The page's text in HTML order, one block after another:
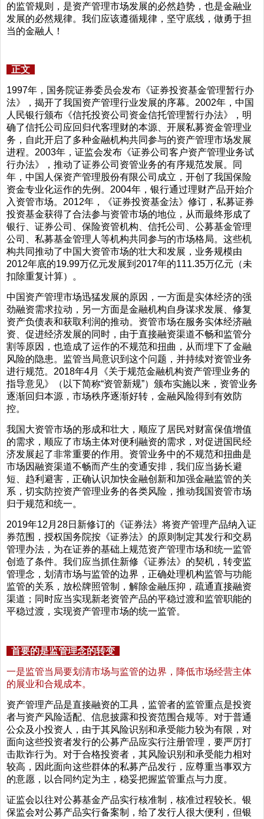
的监管规则，是资产管理市场发展的必然趋势，也是金融业
发展的必然规律。我们应该遵循规律，坚守底线，做勇于担
当的金融人！
正文
1997年，国务院证券委员会发布《证券投资基金管理暂行办
法》，揭开了我国资产管理行业发展的序幕。2002年，中国
人民银行颁布《信托投资公司资金信托管理暂行办法》，明
确了信托公司应回归代客理财的本源、开展私募资金管理业
务，自此开启了多种金融机构共同参与的资产管理市场发展
进程。2003年，证监会发布《证券公司客户资产管理业务试
行办法》，推动了证券公司资管业务的有序规范发展。同
年，中国人保资产管理股份有限公司成立，开创了我国保险
资金专业化运作的先例。2004年，银行通过理财产品开始介
入资管市场。2012年，《证券投资基金法》修订，私募证券
投资基金获得了合法参与资管市场的地位，从而最终形成了
银行、证券公司、保险资管机构、信托公司、公募基金管理
公司、私募基金管理人等机构共同参与的市场格局。这些机
构共同推动了中国大资管市场的壮大和发展，业务规模由
2012年底的19.99万亿元发展到2017年的111.35万亿元（未
扣除重复计算）。
中国资产管理市场迅猛发展的原因，一方面是实体经济的强
劲融资需求拉动，另一方面是金融机构自身谋求发展、修复
资产负债表和获取利润的推动。资管市场在服务实体经济融
资、促进经济发展的同时，由于直接融资渠道不畅和监管分
割等原因，也造成了运作的不规范和扭曲，从而埋下了金融
风险的隐患。监管当局意识到这个问题，并持续对资管业务
进行规范。2018年4月《关于规范金融机构资产管理业务的
指导意见》（以下简称“资管新规”）颁布实施以来，资管业务
逐渐回归本源，市场秩序逐渐好转，金融风险得到有效防
控。
我国大资管市场的形成和壮大，顺应了居民对财富保值增值
的需求，顺应了市场主体对便利融资的需求，对促进国民经
济发展起了非常重要的作用。资管业务中的不规范和扭曲是
市场因融资渠道不畅而产生的变通安排，我们应当扬长避
短、趋利避害，正确认识加快金融创新和加强金融监管的关
系，切实防控资产管理业务的各类风险，推动我国资管市场
归于规范和统一。
2019年12月28日新修订的《证券法》将资产管理产品纳入证
券范围，授权国务院按《证券法》的原则制定其发行和交易
管理办法，为在证券的基础上规范资产管理市场和统一监管
创造了条件。我们应当抓住新修《证券法》的契机，转变监
管理念，划清市场与监管的边界，正确处理机构监管与功能
监管的关系，放松牌照管制，解除金融压抑，疏通直接融资
渠道；同时应当实现新老资管产品的平稳过渡和监管职能的
平稳过渡，实现资产管理市场的统一监管。
首要的是监管理念的转变
一是监管当局要划清市场与监管的边界，降低市场经营主体
的展业和合规成本。
资产管理产品是直接融资的工具，监管者的监管重点是投资
者与资产风险适配、信息披露和投资范围合规等。对于普通
公众及小投资人，由于其风险识别和承受能力较为有限，对
面向这些投资者发行的公募产品应实行注册管理，要严厉打
击欺诈行为。对于合格投资者，其风险识别和承受能力相对
较高，因此面向这些群体的私募产品发行，应尊重当事双方
的意愿，以合同约定为主，稳妥把握监管重点与力度。
证监会以往对公募基金产品实行核准制，核准过程较长。银
保监会对公募产品实行备案制，给了发行人很大便利，但银